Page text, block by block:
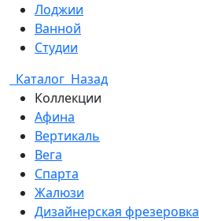
Лоджии
Ванной
Студии
Каталог Назад
Коллекции
Афина
Вертикаль
Вега
Спарта
Жалюзи
Дизайнерская фрезеровка